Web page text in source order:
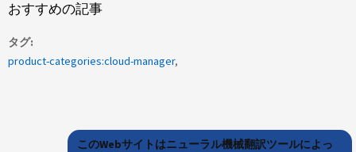
おすすめの記事
タグ
product-categories:cloud-manager
このWebサイトはニューラル機械翻訳ツールによっ